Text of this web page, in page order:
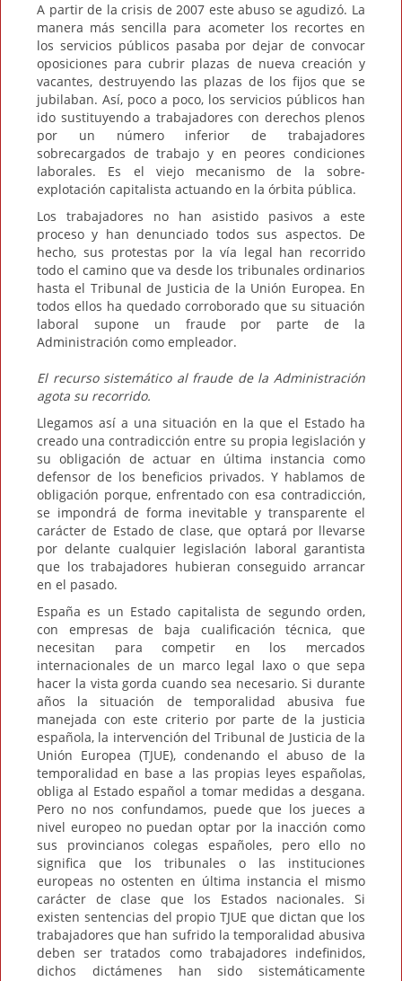
A partir de la crisis de 2007 este abuso se agudizó. La
manera más sencilla para acometer los recortes en
los servicios públicos pasaba por dejar de convocar
oposiciones para cubrir plazas de nueva creación y
vacantes, destruyendo las plazas de los fijos que se
jubilaban. Así, poco a poco, los servicios públicos han
ido sustituyendo a trabajadores con derechos plenos
por un número inferior de trabajadores
sobrecargados de trabajo y en peores condiciones
laborales. Es el viejo mecanismo de la sobre-
explotación capitalista actuando en la órbita pública.
Los trabajadores no han asistido pasivos a este
proceso y han denunciado todos sus aspectos. De
hecho, sus protestas por la vía legal han recorrido
todo el camino que va desde los tribunales ordinarios
hasta el Tribunal de Justicia de la Unión Europea. En
todos ellos ha quedado corroborado que su situación
laboral supone un fraude por parte de la
Administración como empleador.
El recurso sistemático al fraude de la Administración
agota su recorrido.
Llegamos así a una situación en la que el Estado ha
creado una contradicción entre su propia legislación y
su obligación de actuar en última instancia como
defensor de los beneficios privados. Y hablamos de
obligación porque, enfrentado con esa contradicción,
se impondrá de forma inevitable y transparente el
carácter de Estado de clase, que optará por llevarse
por delante cualquier legislación laboral garantista
que los trabajadores hubieran conseguido arrancar
en el pasado.
España es un Estado capitalista de segundo orden,
con empresas de baja cualificación técnica, que
necesitan para competir en los mercados
internacionales de un marco legal laxo o que sepa
hacer la vista gorda cuando sea necesario. Si durante
años la situación de temporalidad abusiva fue
manejada con este criterio por parte de la justicia
española, la intervención del Tribunal de Justicia de la
Unión Europea (TJUE), condenando el abuso de la
temporalidad en base a las propias leyes españolas,
obliga al Estado español a tomar medidas a desgana.
Pero no nos confundamos, puede que los jueces a
nivel europeo no puedan optar por la inacción como
sus provincianos colegas españoles, pero ello no
significa que los tribunales o las instituciones
europeas no ostenten en última instancia el mismo
carácter de clase que los Estados nacionales. Si
existen sentencias del propio TJUE que dictan que los
trabajadores que han sufrido la temporalidad abusiva
deben ser tratados como trabajadores indefinidos,
dichos dictámenes han sido sistemáticamente